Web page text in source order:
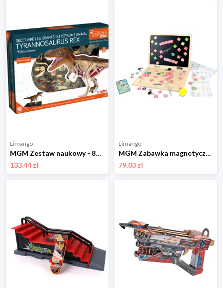
Limango
MGM Zestaw naukowy - 8+ rozmiar: onesize
133.44 zł
Limango
MGM Zabawka magnetyczna - 3+ rozmiar: onesize
79.03 zł